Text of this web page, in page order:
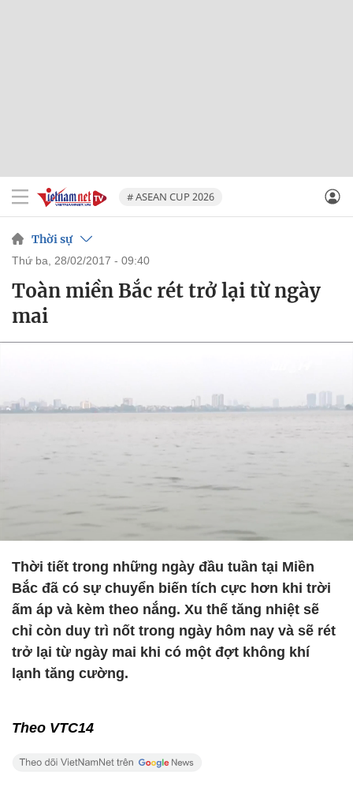
# ASEAN CUP 2026
Thời sự
thứ ba, 28/02/2017 - 09:40
Toàn miền Bắc rét trở lại từ ngày
mai
Thời tiết trong những ngày đầu tuần tại Miền
Bắc đã có sự chuyển biến tích cực hơn khi trời
ấm áp và kèm theo nắng. Xu thế tăng nhiệt sẽ
chỉ còn duy trì nốt trong ngày hôm nay và sẽ rét
trở lại từ ngày mai khi có một đợt không khí
lạnh tăng cường.
Theo VTC14